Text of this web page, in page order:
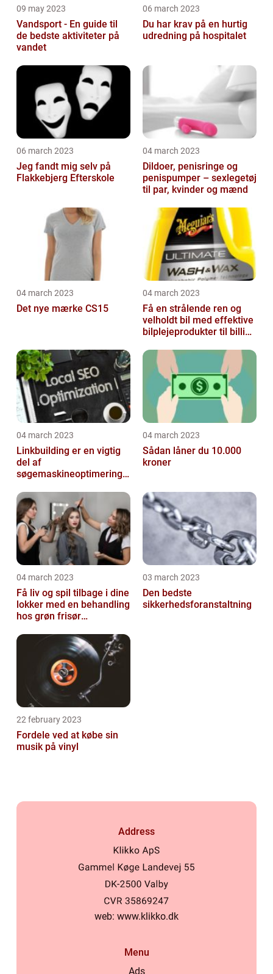
09 may 2023
Vandsport - En guide til
de bedste aktiviteter på
vandet
06 march 2023
Du har krav på en hurtig
udredning på hospitalet
06 march 2023
Jeg fandt mig selv på
Flakkebjerg Efterskole
04 march 2023
Dildoer, penisringe og
penispumper – sexlegetøj
til par, kvinder og mænd
04 march 2023
Det nye mærke CS15
04 march 2023
Få en strålende ren og
velholdt bil med effektive
bilplejeprodukter til billige
04 march 2023
Linkbuilding er en vigtig
del af
søgemaskineoptimeringe
04 march 2023
Sådan låner du 10.000
kroner
04 march 2023
Få liv og spil tilbage i dine
lokker med en behandling
hos grøn frisør
03 march 2023
Den bedste
sikkerhedsforanstaltning
22 february 2023
Fordele ved at købe sin
musik på vinyl
Address
web: www.klikko.dk
Menu
Ads